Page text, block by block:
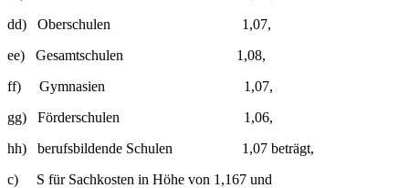
dd) Oberschulen 1,07,
ee) Gesamtschulen 1,08,
ff) Gymnasien 1,07,
gg) Förderschulen 1,06,
hh) berufsbildende Schulen 1,07 beträgt,
c) S für Sachkosten in Höhe von 1,167 und